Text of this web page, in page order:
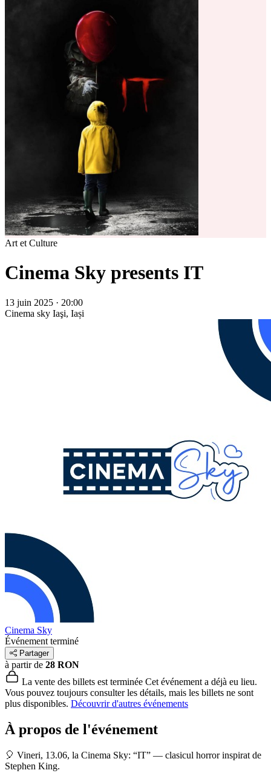
Art et Culture
Cinema Sky presents IT
13 juin 2025 · 20:00
Cinema sky Iaşi, Iași
Cinema Sky
Événement terminé
Partager
à partir de 28 RON
La vente des billets est terminée Cet événement a déjà eu lieu.
Vous pouvez toujours consulter les détails, mais les billets ne sont
plus disponibles. Découvrir d'autres événements
À propos de l'événement
🎈 Vineri, 13.06, la Cinema Sky: “IT” — clasicul horror inspirat de
Stephen King.